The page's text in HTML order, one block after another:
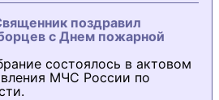
поздравил
с Днем пожарной
состоялось в актовом
МЧС России по